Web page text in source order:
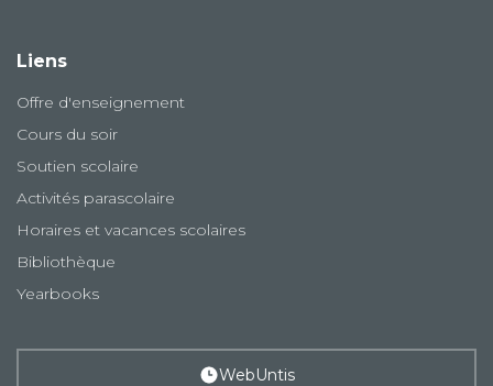
Liens
Offre d'enseignement
Cours du soir
Soutien scolaire
Activités parascolaire
Horaires et vacances scolaires
Bibliothèque
Yearbooks
WebUntis